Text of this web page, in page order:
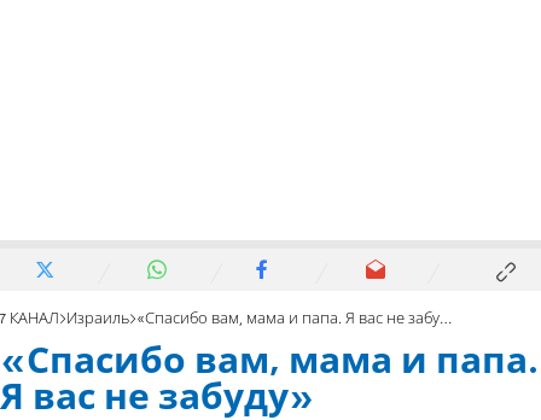
7 КАНАЛ Израиль «Спасибо вам, мама и папа. Я вас не забуду»
«Спасибо вам, мама и папа.
Я вас не забуду»